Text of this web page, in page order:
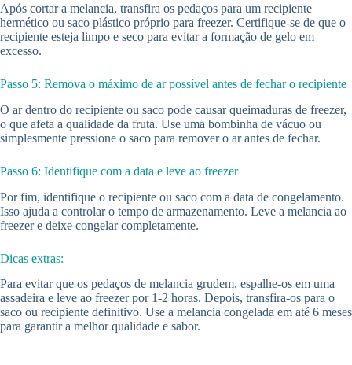
Após cortar a melancia, transfira os pedaços para um recipiente
hermético ou saco plástico próprio para freezer. Certifique-se de que o
recipiente esteja limpo e seco para evitar a formação de gelo em
excesso.
Passo 5: Remova o máximo de ar possível antes de fechar o recipiente
O ar dentro do recipiente ou saco pode causar queimaduras de freezer,
o que afeta a qualidade da fruta. Use uma bombinha de vácuo ou
simplesmente pressione o saco para remover o ar antes de fechar.
Passo 6: Identifique com a data e leve ao freezer
Por fim, identifique o recipiente ou saco com a data de congelamento.
Isso ajuda a controlar o tempo de armazenamento. Leve a melancia ao
freezer e deixe congelar completamente.
Dicas extras:
Para evitar que os pedaços de melancia grudem, espalhe-os em uma
assadeira e leve ao freezer por 1-2 horas. Depois, transfira-os para o
saco ou recipiente definitivo. Use a melancia congelada em até 6 meses
para garantir a melhor qualidade e sabor.